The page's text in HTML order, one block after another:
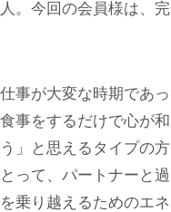
。今回の会員様は、
事が大変な時期であ
事をするだけで心が
」と思えるタイプの
って、パートナーと
乗り越えるためのエ